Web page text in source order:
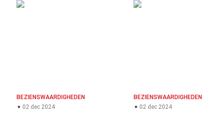
BEZIENSWAARDIGHEDEN
02 dec 2024
BEZIENSWAARDIGHEDEN
02 dec 2024